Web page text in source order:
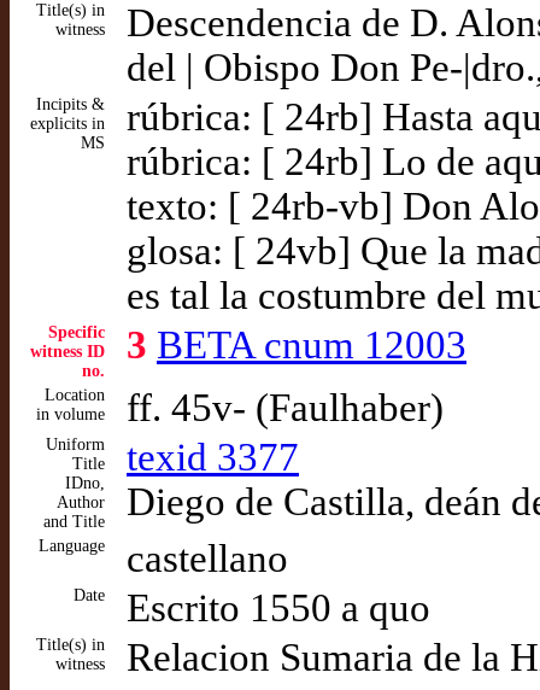
Title(s) in
witness
Descendencia de D.
del | Obispo Don Pe-
Incipits &
explicits in
MS
rúbrica: [ 24rb] Hasta
rúbrica: [ 24rb] Lo de
texto: [ 24rb-vb] Don
glosa: [ 24vb] Que la
es tal la costumbre del
Specific
witness ID
no.
3 BETA cnum 12003
Location
in volume
ff. 45v- (Faulhaber)
Uniform
Title
IDno,
Author
and Title
texid 3377
Diego de Castilla, deán
Language castellano
Date Escrito 1550 a quo
Title(s) in
witness
Relacion Sumaria de la